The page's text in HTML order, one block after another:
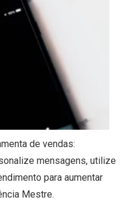
de vendas:
mensagens, utilize
para aumentar
Mestre.